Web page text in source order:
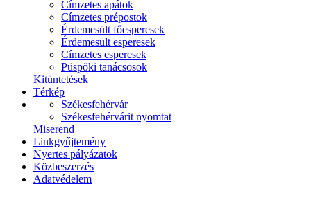
Címzetes apátok
Címzetes prépostok
Érdemesült főesperesek
Érdemesült esperesek
Címzetes esperesek
Püspöki tanácsosok
Kitüntetések
Térkép
Székesfehérvár
Székesfehérvárit nyomtat
Miserend
Linkgyűjtemény
Nyertes pályázatok
Közbeszerzés
Adatvédelem